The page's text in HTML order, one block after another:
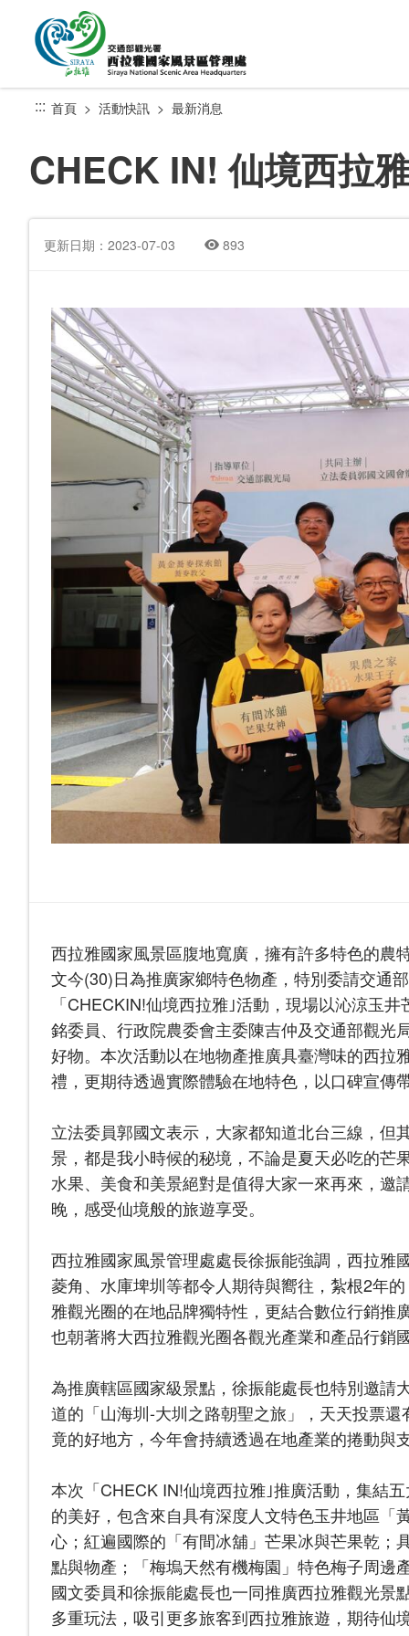
::: 首頁 活動快訊 最新消息
CHECK IN! 仙境西拉
更新日期：2023-07-03 893
西拉雅國家風景區腹地寬廣，擁有許多特色的農
文今(30)日為推廣家鄉特色物產，特別委請交通
「CHECKIN!仙境西拉雅｣活動，現場以沁涼玉
銘委員、行政院農委會主委陳吉仲及交通部觀光
好物。本次活動以在地物產推廣具臺灣味的西拉
禮，更期待透過實際體驗在地特色，以口碑宣傳
立法委員郭國文表示，大家都知道北台三線，
景，都是我小時候的秘境，不論是夏天必吃的芒
水果、美食和美景絕對是值得大家一來再來，
晚，感受仙境般的旅遊享受。
西拉雅國家風景管理處處長徐振能強調，西拉雅
菱角、水庫埤圳等都令人期待與嚮往，紮根2年
雅觀光圈的在地品牌獨特性，更結合數位行銷
也朝著將大西拉雅觀光圈各觀光產業和產品行銷
為推廣轄區國家級景點，徐振能處長也特別邀請
道的「山海圳-大圳之路朝聖之旅」，天天投票
竟的好地方，今年會持續透過在地產業的捲動與
本次「CHECK IN!仙境西拉雅｣推廣活動，集結
的美好，包含來自具有深度人文特色玉井地區
心；紅遍國際的「有間冰舖」芒果冰與芒果乾；
點與物產；「梅塢天然有機梅園」特色梅子周邊
國文委員和徐振能處長也一同推廣西拉雅觀光
多重玩法，吸引更多旅客到西拉雅旅遊，期待